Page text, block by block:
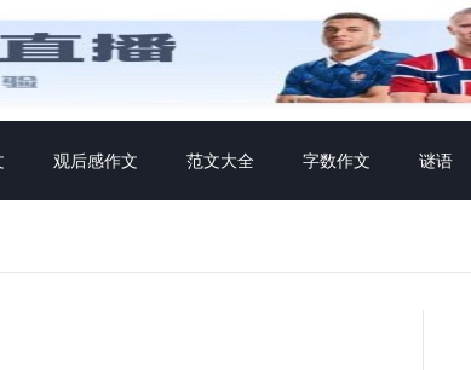
观后感作文 范文大全 字数作文 谜语